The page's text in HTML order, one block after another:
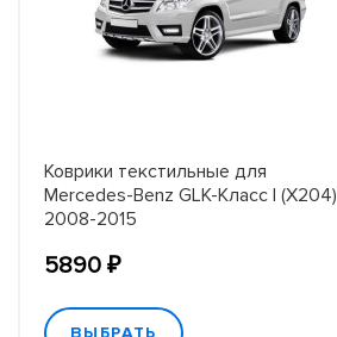
Коврики текстильные для
Mercedes-Benz GLK-Класс I (X204)
2008-2015
5890 ₽
ВЫБРАТЬ